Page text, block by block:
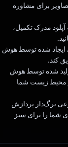
برای مشاوره
مدرک تکمیل،
ایجاد شده توسط هوش
کند.
شده توسط هوش
محیط زیست شما
برگ‌دار پردازش
شما را برای سبز